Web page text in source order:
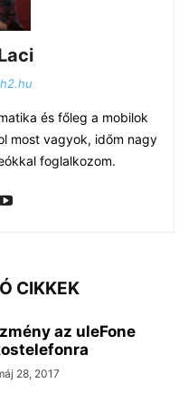
és főleg a mobilok
most vagyok, időm nagy
foglalkozom.
CIKKEK
az uleFone
28, 2017